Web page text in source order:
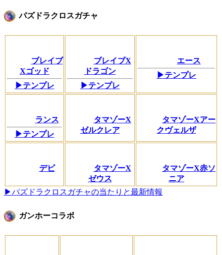
パズドラクロスガチャ
ブレイブ
Xゴッド
▶テンプレ
ブレイブX
ドラゴン
▶テンプレ
エース
▶テンプレ
ランス
▶テンプレ
タマゾーX
ゼルクレア
タマゾーXアー
クヴェルザ
デビ
タマゾーX
ゼウス
タマゾーX赤ソ
ニア
▶パズドラクロスガチャの当たりと最新情報
ガンホーコラボ